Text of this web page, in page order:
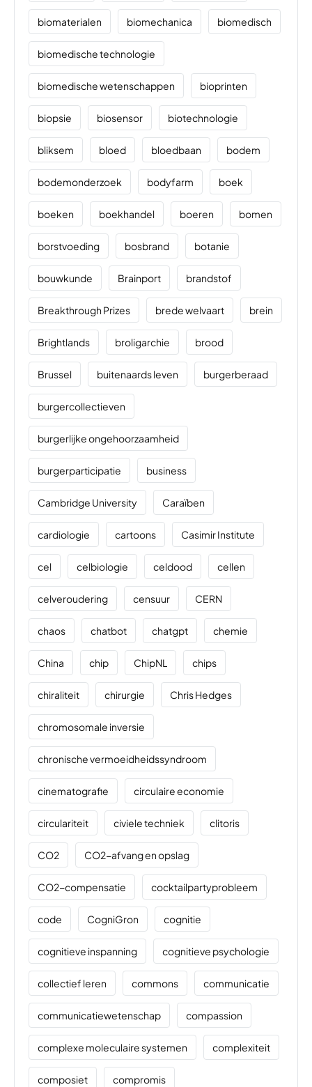
biomaterialen biomechanica biomedisch
biomedische technologie
biomedische wetenschappen bioprinten
biopsie biosensor biotechnologie
bliksem bloed bloedbaan bodem
bodemonderzoek bodyfarm boek
boeken boekhandel boeren bomen
borstvoeding bosbrand botanie
bouwkunde Brainport brandstof
Breakthrough Prizes brede welvaart brein
Brightlands broligarchie brood
Brussel buitenaards leven burgerberaad
burgercollectieven
burgerlijke ongehoorzaamheid
burgerparticipatie business
Cambridge University Caraïben
cardiologie cartoons Casimir Institute
cel celbiologie celdood cellen
celveroudering censuur CERN
chaos chatbot chatgpt chemie
China chip ChipNL chips
chiraliteit chirurgie Chris Hedges
chromosomale inversie
chronische vermoeidheidssyndroom
cinematografie circulaire economie
circulariteit civiele techniek clitoris
CO2 CO2-afvang en opslag
CO2-compensatie cocktailpartyprobleem
code CogniGron cognitie
cognitieve inspanning cognitieve psychologie
collectief leren commons communicatie
communicatiewetenschap compassion
complexe moleculaire systemen complexiteit
composiet compromis